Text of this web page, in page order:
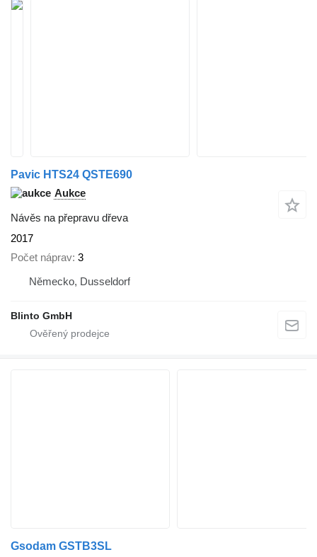
Pavic HTS24 QSTE690
Aukce
Návěs na přepravu dřeva
2017
Počet náprav 3
Německo, Dusseldorf
Blinto GmbH
Gsodam GSTB3SL